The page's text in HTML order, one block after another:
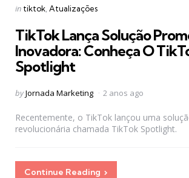
Categories
Posted
in tiktok Atualizações
TikTok Lança Solução
Inovadora: Conheça O
Spotlight
Posted
byJornada Marketing 2 anos ago
Recentemente, o TikTok lançou uma
revolucionária chamada TikTok Spotlight.
Continue Reading